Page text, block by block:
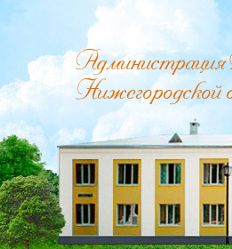
Администрация
Нижегородской